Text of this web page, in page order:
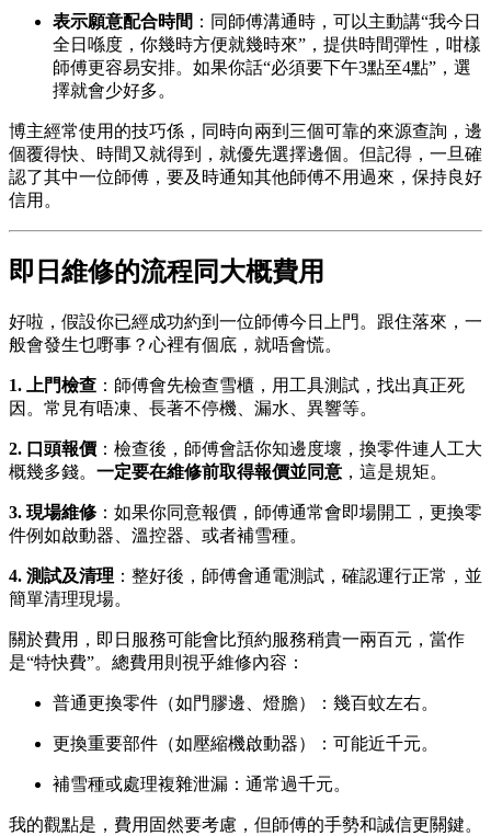
表示願意配合時間 ：同師傅溝通時，可以主動講“我今日
全日喺度，你幾時方便就幾時來”，提供時間彈性，咁樣
師傅更容易安排。如果你話“必須要下午3點至4點”，選
擇就會少好多。
博主經常使用的技巧係，同時向兩到三個可靠的來源查詢，邊
個覆得快、時間又就得到，就優先選擇邊個。但記得，一旦確
認了其中一位師傅，要及時通知其他師傅不用過來，保持良好
信用。
即日維修的流程同大概費用
好啦，假設你已經成功約到一位師傅今日上門。跟住落來，一
般會發生乜嘢事？心裡有個底，就唔會慌。
1. 上門檢查 ：師傅會先檢查雪櫃，用工具測試，找出真正死
因。常見有唔凍、長著不停機、漏水、異響等。
2. 口頭報價 ：檢查後，師傅會話你知邊度壞，換零件連人工大
概幾多錢。 一定要在維修前取得報價並同意 ，這是規矩。
3. 現場維修 ：如果你同意報價，師傅通常會即場開工，更換零
件例如啟動器、溫控器、或者補雪種。
4. 測試及清理 ：整好後，師傅會通電測試，確認運行正常，並
簡單清理現場。
關於費用，即日服務可能會比預約服務稍貴一兩百元，當作
是“特快費”。總費用則視乎維修內容：
普通更換零件（如門膠邊、燈膽）：幾百蚊左右。
更換重要部件（如壓縮機啟動器）：可能近千元。
補雪種或處理複雜泄漏：通常過千元。
我的觀點是，費用固然要考慮，但師傅的手勢和誠信更關鍵。